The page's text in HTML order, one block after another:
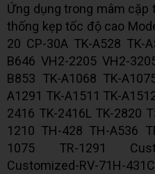
Ứng dụng trong mâm cặp
thống kẹp tốc độ cao
20 CP-30A TK-A528 TK-
B646 VH2-2205 VH2-
B853 TK-A1068 TK-
A1291 TK-A1511 TK-
2416 TK-2416L TK-2820
1210 TH-428 TH-A536
1075 TR-1291
Customized-RV-71H-